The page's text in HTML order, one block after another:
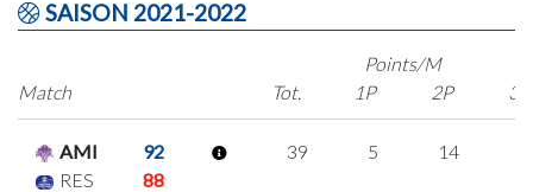
SAISON 2021-2022
Match
Points/M
Tot.
1P 2P 3P
AMI
92
RES
88
39 5 14